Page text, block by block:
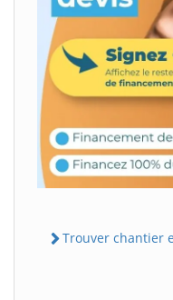
Trouver chantier